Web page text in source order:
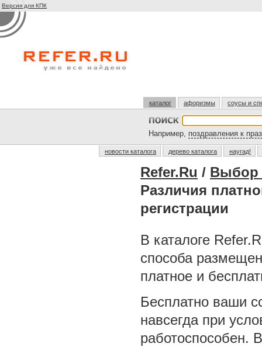
Версия для КПК
каталог афоризмы соусы и
Например, поздравления к
новости каталога дерево каталога наугад!
Refer.Ru / Выбор
Различия
регистрации
В каталоге
способа
платное и
Бесплатно ваши
навсегда при
работоспособен.